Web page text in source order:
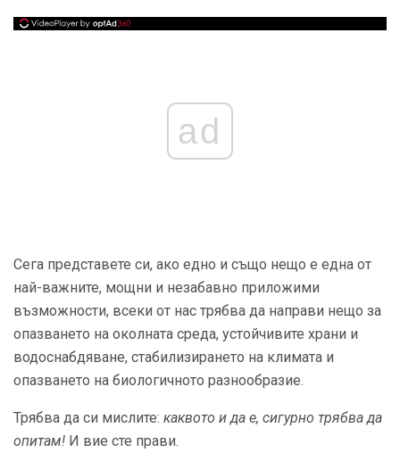
ad
Сега представете си, ако едно и също нещо е една от
най-важните, мощни и незабавно приложими
възможности, всеки от нас трябва да направи нещо за
опазването на околната среда, устойчивите храни и
водоснабдяване, стабилизирането на климата и
опазването на биологичното разнообразие.
Трябва да си мислите: каквото и да е, сигурно трябва да
опитам! И вие сте прави.